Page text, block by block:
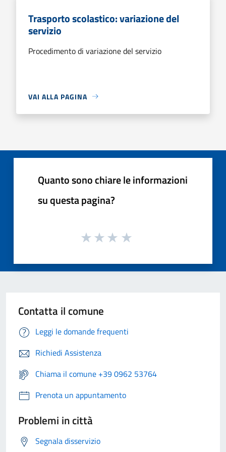
Trasporto scolastico: variazione del
servizio
Procedimento di variazione del servizio
VAI ALLA PAGINA
Quanto sono chiare le informazioni
su questa pagina?
Contatta il comune
Leggi le domande frequenti
Richiedi Assistenza
Chiama il comune +39 0962 53764
Prenota un appuntamento
Problemi in città
Segnala disservizio